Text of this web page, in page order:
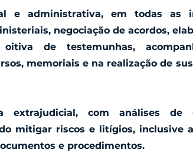
e administrativa, em todas as
negociação de acordos,
de testemunhas,
memoriais e na realização de
extrajudicial, com análises de
mitigar riscos e litígios, inclusive
e procedimentos.